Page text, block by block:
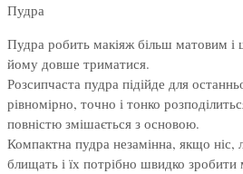
Пудра
Пудра робить макіяж більш матовим і
йому довше триматися.
Розсипчаста пудра підійде для
рівномірно, точно і тонко
повністю змішається з основою.
Компактна пудра незамінна, якщо ніс,
блищать і їх потрібно швидко